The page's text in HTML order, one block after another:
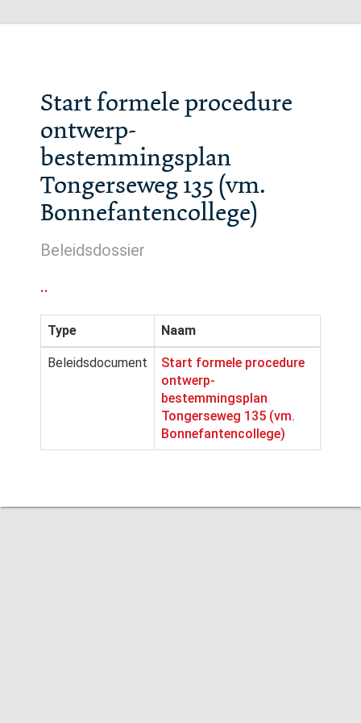
Start formele procedure
ontwerp-
bestemmingsplan
Tongerseweg 135 (vm.
Bonnefantencollege)
Beleidsdossier
..
Type Naam
Beleidsdocument
Start formele procedure
ontwerp-
bestemmingsplan
Tongerseweg 135 (vm.
Bonnefantencollege)